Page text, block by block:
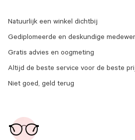
Natuurlijk een winkel dichtbij
Gediplomeerde en deskundige
Gratis advies en oogmeting
Altijd de beste service voor de beste
Niet goed, geld terug